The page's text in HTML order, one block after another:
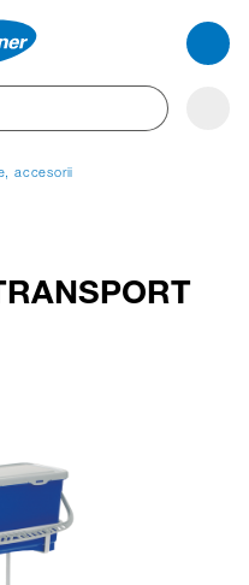
accesorii